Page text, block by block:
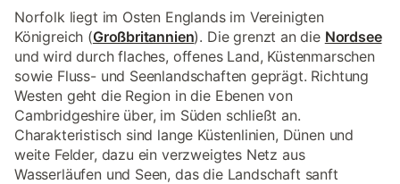
Norfolk liegt im Osten Englands im Vereinigten
Königreich (Großbritannien). Die grenzt an die Nordsee
und wird durch flaches, offenes Land, Küstenmarschen
sowie Fluss- und Seenlandschaften geprägt. Richtung
Westen geht die Region in die Ebenen von
Cambridgeshire über, im Süden schließt an.
Charakteristisch sind lange Küstenlinien, Dünen und
weite Felder, dazu ein verzweigtes Netz aus
Wasserläufen und Seen, das die Landschaft sanft